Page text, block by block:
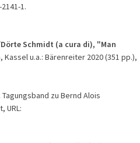
1.
Schmidt (a cura di), "Man
, Kassel u.a.: Bärenreiter 2020 (351 pp.),
zu Bernd Alois
URL: